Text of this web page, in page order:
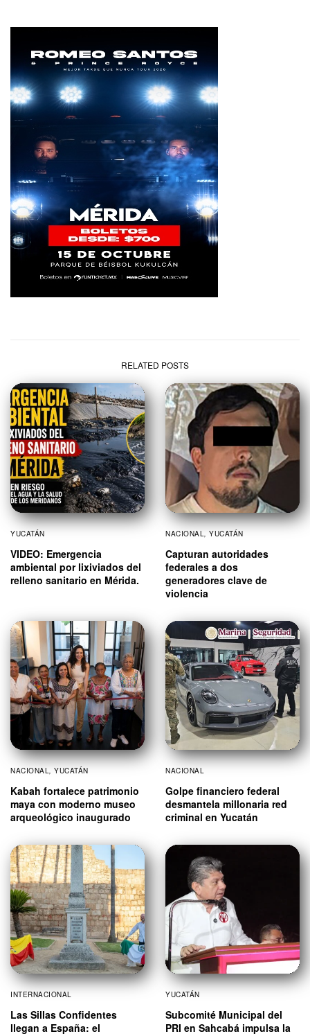
RELATED POSTS
YUCATÁN
VIDEO: Emergencia
ambiental por lixiviados del
relleno sanitario en Mérida.
NACIONAL YUCATÁN
Capturan autoridades
federales a dos
generadores clave de
violencia
NACIONAL YUCATÁN
Kabah fortalece patrimonio
maya con moderno museo
arqueológico inaugurado
NACIONAL
Golpe financiero federal
desmantela millonaria red
criminal en Yucatán
INTERNACIONAL
Las Sillas Confidentes
llegan a España: el
YUCATÁN
Subcomité Municipal del
PRI en Sahcabá impulsa la